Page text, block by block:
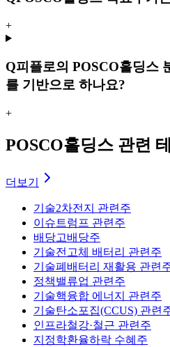
+
Q피플로의 POSCO홀딩스
를 기반으로 하나요?
+
POSCO홀딩스 관련
더보기
기술2차전지 관련주
이슈트럼프 관련주
배당고배당주
기술전고체 배터리 관련주
기술폐배터리 재활용 관련
정책밸류업 관련주
기술핵융합 에너지 관련주
기술탄소포집(CCUS) 관련
인프라철강·철근 관련주
지정학환율하락 수혜주